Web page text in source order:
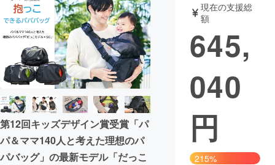
第12回キッズデザイン賞受賞「パ
パ＆ママ140人と考えた理想のパ
パバッグ」の最新モデル「だっこ
現在の支援総
額
645,
040
円
215%